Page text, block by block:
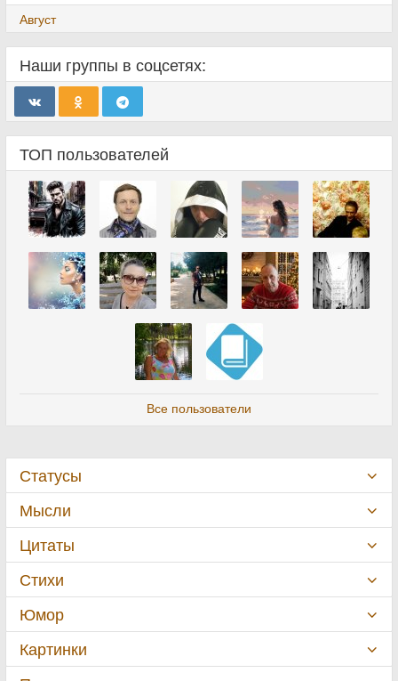
Август
Наши группы в соцсетях:
ТОП пользователей
Все пользователи
Статусы
Мысли
Цитаты
Стихи
Юмор
Картинки